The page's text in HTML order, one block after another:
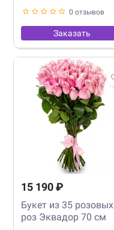
0 отзывов
Заказать
15 190 ₽
Букет из 35 розовых
роз Эквадор 70 см